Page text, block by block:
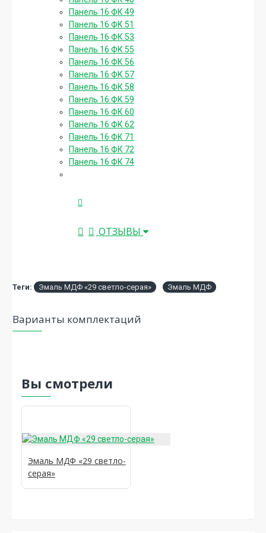
Панель 16 ФК 49
Панель 16 ФК 51
Панель 16 ФК 53
Панель 16 ФК 55
Панель 16 ФК 56
Панель 16 ФК 57
Панель 16 ФК 58
Панель 16 ФК 59
Панель 16 ФК 60
Панель 16 ФК 62
Панель 16 ФК 71
Панель 16 ФК 72
Панель 16 ФК 74
ОТЗЫВЫ
Теги: Эмаль МДФ «29 светло-серая» Эмаль МДФ
Варианты комплектаций
Вы смотрели
Эмаль МДФ «29 светло-
серая»